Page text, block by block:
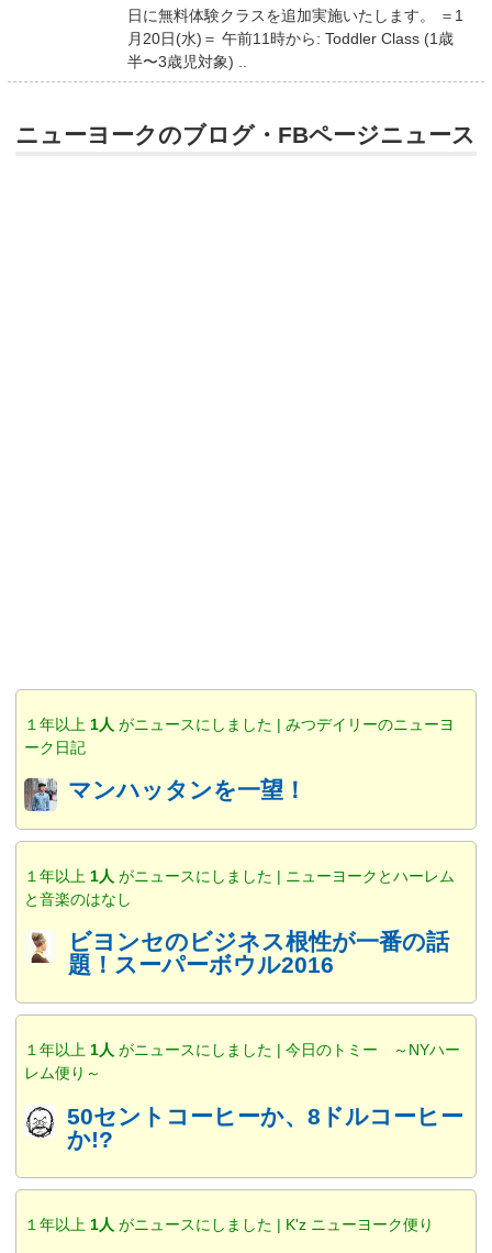
日に無料体験クラスを追加実施いたします。 ＝1
月20日(水)＝ 午前11時から: Toddler Class (1歳
半〜3歳児対象) ..
ニューヨークのブログ・FBページニュース
１年以上 1人 がニュースにしました | みつデイリーのニューヨ
ーク日記
マンハッタンを一望！
１年以上 1人 がニュースにしました | ニューヨークとハーレム
と音楽のはなし
ビヨンセのビジネス根性が一番の話
題！スーパーボウル2016
１年以上 1人 がニュースにしました | 今日のトミー ～NYハー
レム便り～
50セントコーヒーか、8ドルコーヒー
か!?
１年以上 1人 がニュースにしました | K'z ニューヨーク便り